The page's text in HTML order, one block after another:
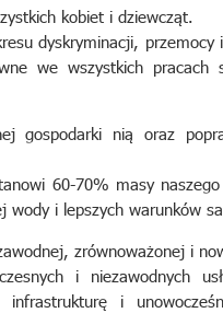
kobiet i dziewcząt.
dyskryminacji,
we wszystkich pracach
gospodarki nią oraz
60-70% masy
wody i lepszych warunków
zrównoważonej i
i niezawodnych
infrastrukturę i